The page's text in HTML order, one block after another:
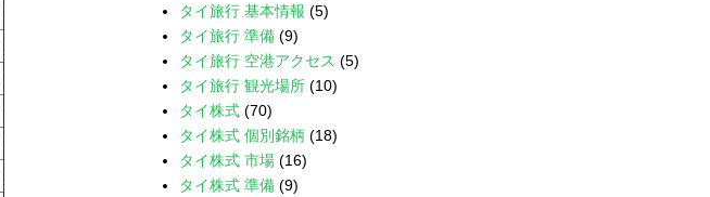
タイ旅行 基本情報 (5)
タイ旅行 準備 (9)
タイ旅行 空港アクセス (5)
タイ旅行 観光場所 (10)
タイ株式 (70)
タイ株式 個別銘柄 (18)
タイ株式 市場 (16)
タイ株式 準備 (9)